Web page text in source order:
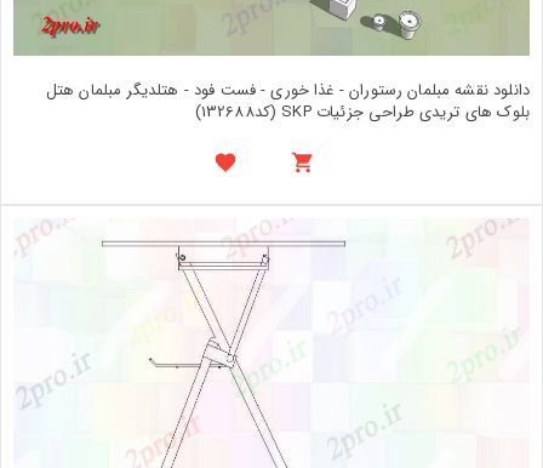
دانلود نقشه مبلمان رستوران - غذا خوری - فست فود - هتلدیگر مبلمان هتل
بلوک های تریدی طراحی جزئیات SKP (کد132688)